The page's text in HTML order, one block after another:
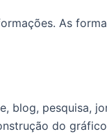
As
blog, pesquisa,
do